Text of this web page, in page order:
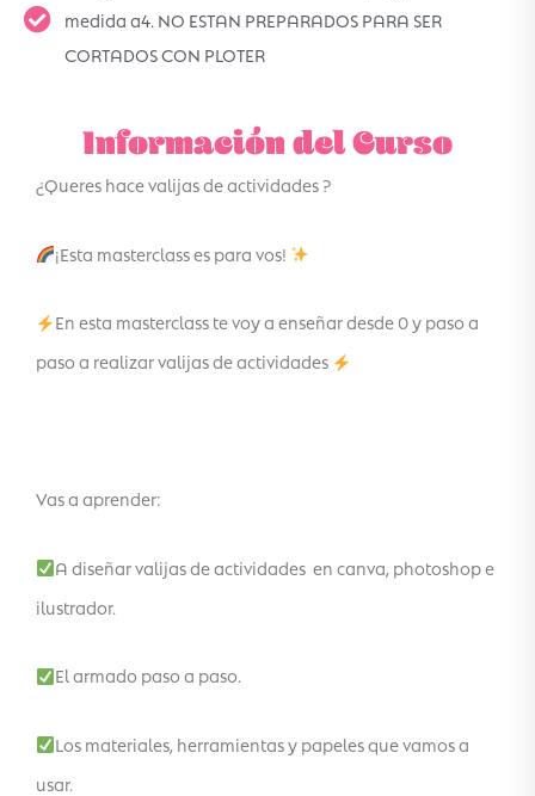
medida a4. NO ESTAN PREPARADOS PARA SER
CORTADOS CON PLOTER
Información del Curso
¿Queres hace valijas de actividades ?
¡Esta masterclass es para vos!
En esta masterclass te voy a enseñar desde 0 y paso a
paso a realizar valijas de actividades
Vas a aprender:
A diseñar valijas de actividades en canva, photoshop e
ilustrador.
El armado paso a paso.
Los materiales, herramientas y papeles que vamos a
usar.